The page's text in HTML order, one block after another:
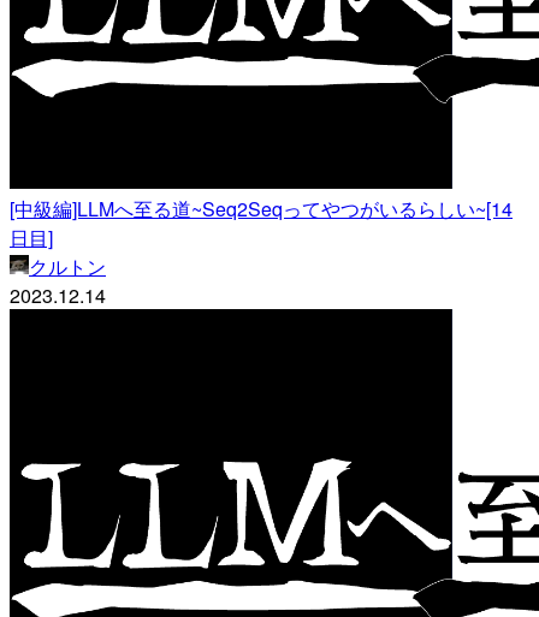
[中級編]LLMへ至る道~Seq2Seqってやつがいるらしい~[14
日目]
クルトン
2023.12.14